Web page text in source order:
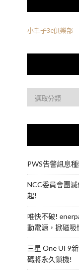
小丰子3c俱樂部
PWS告警訊息
NCC委員會團
起!
唯快不破!
動電源，掀磁吸
三星 One UI 9
碼將永久鎖機!